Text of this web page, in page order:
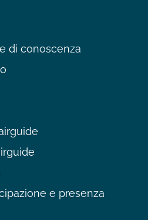
di conoscenza
e presenza